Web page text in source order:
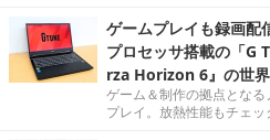
ゲームプレイも録画
プロセッサ搭載の「G
rza Horizon 6』の世
ゲーム＆制作の拠点とな
プレイ。放熱性能もチェッ